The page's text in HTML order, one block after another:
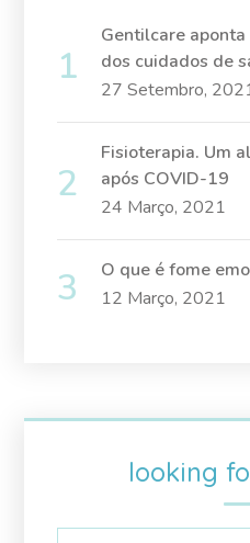
Gentilcare
dos cuidados de
27 Setembro,
Fisioterapia. Um
após COVID-19
24 Março, 2021
O que é fome
12 Março, 2021
looking